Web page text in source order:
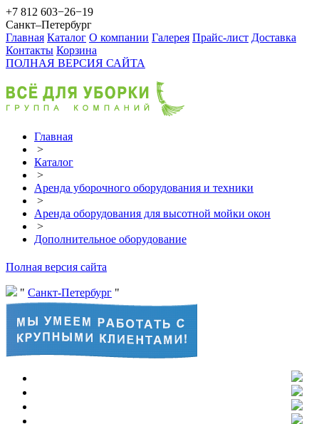
+7 812 603−26−19
Санкт–Петербург
Главная Каталог О компании Галерея Прайс-лист Доставка
Контакты Корзина
ПОЛНАЯ ВЕРСИЯ САЙТА
Главная
>
Каталог
>
Аренда уборочного оборудования и техники
>
Аренда оборудования для высотной мойки окон
>
Дополнительное оборудование
Полная версия сайта
Санкт-Петербург